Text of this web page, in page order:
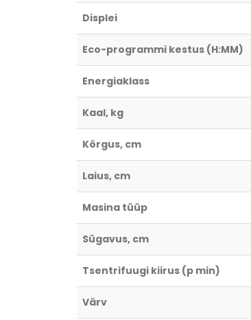
Displei
Eco-programmi kestus (H:MM)
Energiaklass
Kaal, kg
Kõrgus, cm
Laius, cm
Masina tüüp
Sügavus, cm
Tsentrifuugi kiirus (p min)
Värv